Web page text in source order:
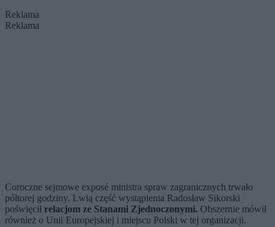
Reklama
Reklama
Coroczne sejmowe exposé ministra spraw zagranicznych trwało
półtorej godziny. Lwią część wystąpienia Radosław Sikorski
poświęcił relacjom ze Stanami Zjednoczonymi. Obszernie mówił
również o Unii Europejskiej i miejscu Polski w tej organizacji.